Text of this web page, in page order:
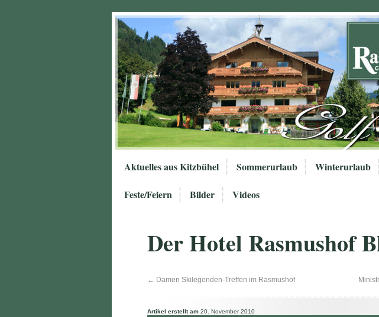
Aktuelles aus Kitzbühel Sommerurlaub Winterurlaub
Feste/Feiern Bilder Videos
Der Hotel Rasmushof
← Damen Skilegenden-Treffen im Rasmushof
Artikel erstellt am 20. November 2010